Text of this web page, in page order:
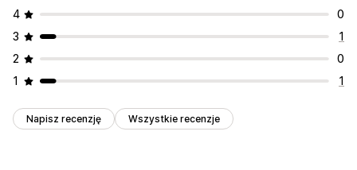
4
0
3
1
2
0
1
1
Napisz recenzję Wszystkie recenzje